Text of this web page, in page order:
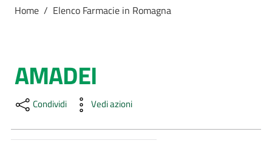
Sanitaria
Locale della
Azienda
Servizi
Luoghi
Home / Elenco Farmacie in Romagna
Salta al contenuto
AMADEI
Condividi Vedi azioni